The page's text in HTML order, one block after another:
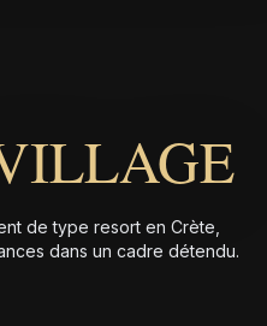
de type resort en Crète,
dans un cadre détendu.